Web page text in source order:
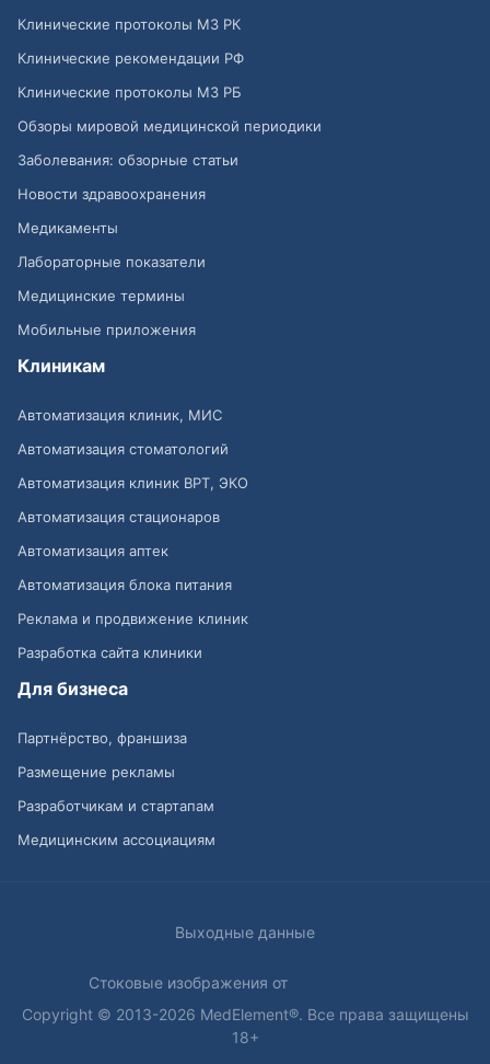
Клинические протоколы МЗ РК
Клинические рекомендации РФ
Клинические протоколы МЗ РБ
Обзоры мировой медицинской периодики
Заболевания: обзорные статьи
Новости здравоохранения
Медикаменты
Лабораторные показатели
Медицинские термины
Мобильные приложения
Клиникам
Автоматизация клиник, МИС
Автоматизация стоматологий
Автоматизация клиник ВРТ, ЭКО
Автоматизация стационаров
Автоматизация аптек
Автоматизация блока питания
Реклама и продвижение клиник
Разработка сайта клиники
Для бизнеса
Партнёрство, франшиза
Размещение рекламы
Разработчикам и стартапам
Медицинским ассоциациям
Выходные данные
Стоковые изображения от
Copyright © 2013-2026 MedElement®. Все права защищены
18+